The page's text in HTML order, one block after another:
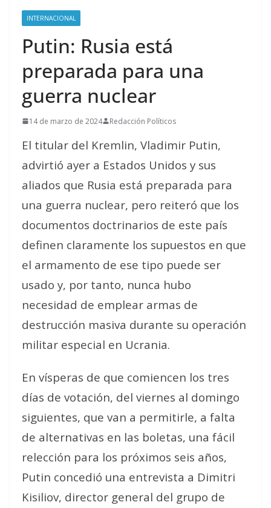
INTERNACIONAL
Putin: Rusia está
preparada para una
guerra nuclear
14 de marzo de 2024 Redacción Políticos
El titular del Kremlin, Vladimir Putin,
advirtió ayer a Estados Unidos y sus
aliados que Rusia está preparada para
una guerra nuclear, pero reiteró que los
documentos doctrinarios de este país
definen claramente los supuestos en que
el armamento de ese tipo puede ser
usado y, por tanto, nunca hubo
necesidad de emplear armas de
destrucción masiva durante su operación
militar especial en Ucrania.
En vísperas de que comiencen los tres
días de votación, del viernes al domingo
siguientes, que van a permitirle, a falta
de alternativas en las boletas, una fácil
relección para los próximos seis años,
Putin concedió una entrevista a Dimitri
Kisiliov, director general del grupo de